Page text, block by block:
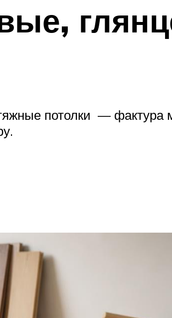
потолки — фактура